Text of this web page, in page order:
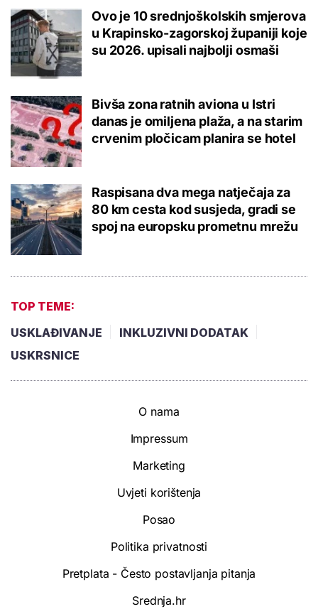
Ovo je 10 srednjoškolskih smjerova
u Krapinsko-zagorskoj županiji koje
su 2026. upisali najbolji osmaši
Bivša zona ratnih aviona u Istri
danas je omiljena plaža, a na starim
crvenim pločicam planira se hotel
Raspisana dva mega natječaja za
80 km cesta kod susjeda, gradi se
spoj na europsku prometnu mrežu
TOP TEME:
USKLAĐIVANJE
INKLUZIVNI DODATAK
USKRSNICE
O nama
Impressum
Marketing
Uvjeti korištenja
Posao
Politika privatnosti
Pretplata - Često postavljanja pitanja
Srednja.hr